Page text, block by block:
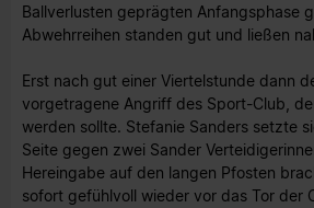
Ballverlusten geprägten Anfangsphase
Abwehrreihen standen gut und ließen
Erst nach gut einer Viertelstunde dann
vorgetragene Angriff des Sport-Club,
werden sollte. Stefanie Sanders setzte
Seite gegen zwei Sander
Hereingabe auf den langen Pfosten
sofort gefühlvoll wieder vor das Tor der